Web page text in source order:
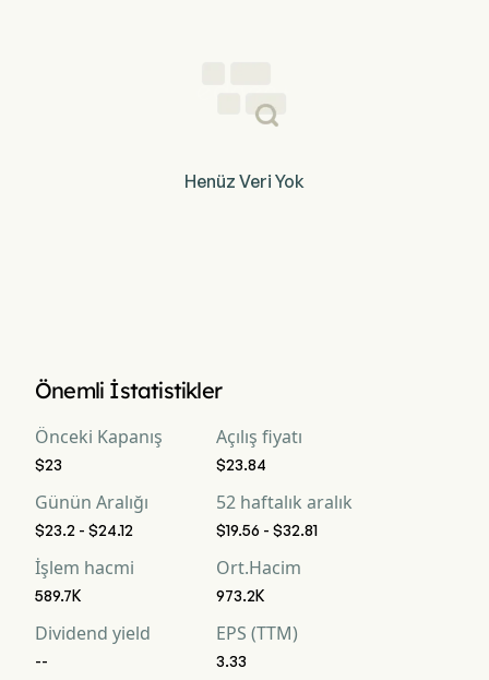
Henüz Veri Yok
Önemli İstatistikler
Önceki Kapanış
$23
Açılış fiyatı
$23.84
Günün Aralığı
$23.2 - $24.12
52 haftalık aralık
$19.56 - $32.81
İşlem hacmi
589.7K
Ort.Hacim
973.2K
Dividend yield
--
EPS (TTM)
3.33